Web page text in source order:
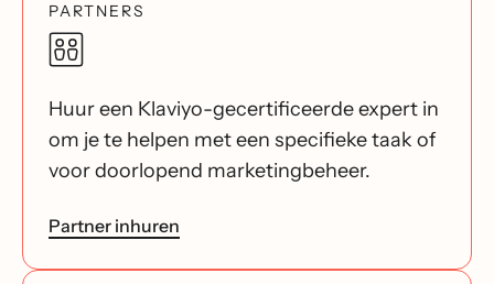
PARTNERS
Huur een Klaviyo-gecertificeerde expert in
om je te helpen met een specifieke taak of
voor doorlopend marketingbeheer.
Partner inhuren